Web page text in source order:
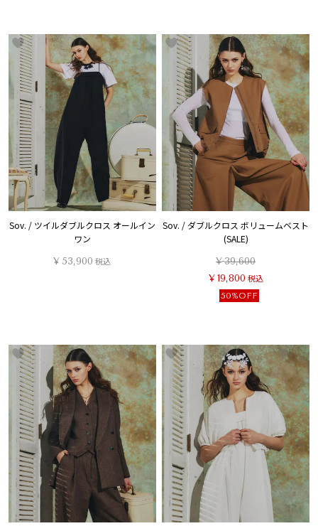
Sov. / ツイルダブルクロス オールイン
ワン
¥ 53,900 税込
Sov. / ダブルクロス ボリュームベスト
(SALE)
¥39,600
¥ 19,800 税込
50%OFF